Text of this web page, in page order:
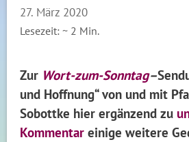
27. März 2020
Lesezeit: ~ 2 Min.
Zur Wort-zum-Sonntag–
und Hoffnung“ von und mit
Sobottke hier ergänzend zu
Kommentar einige weitere